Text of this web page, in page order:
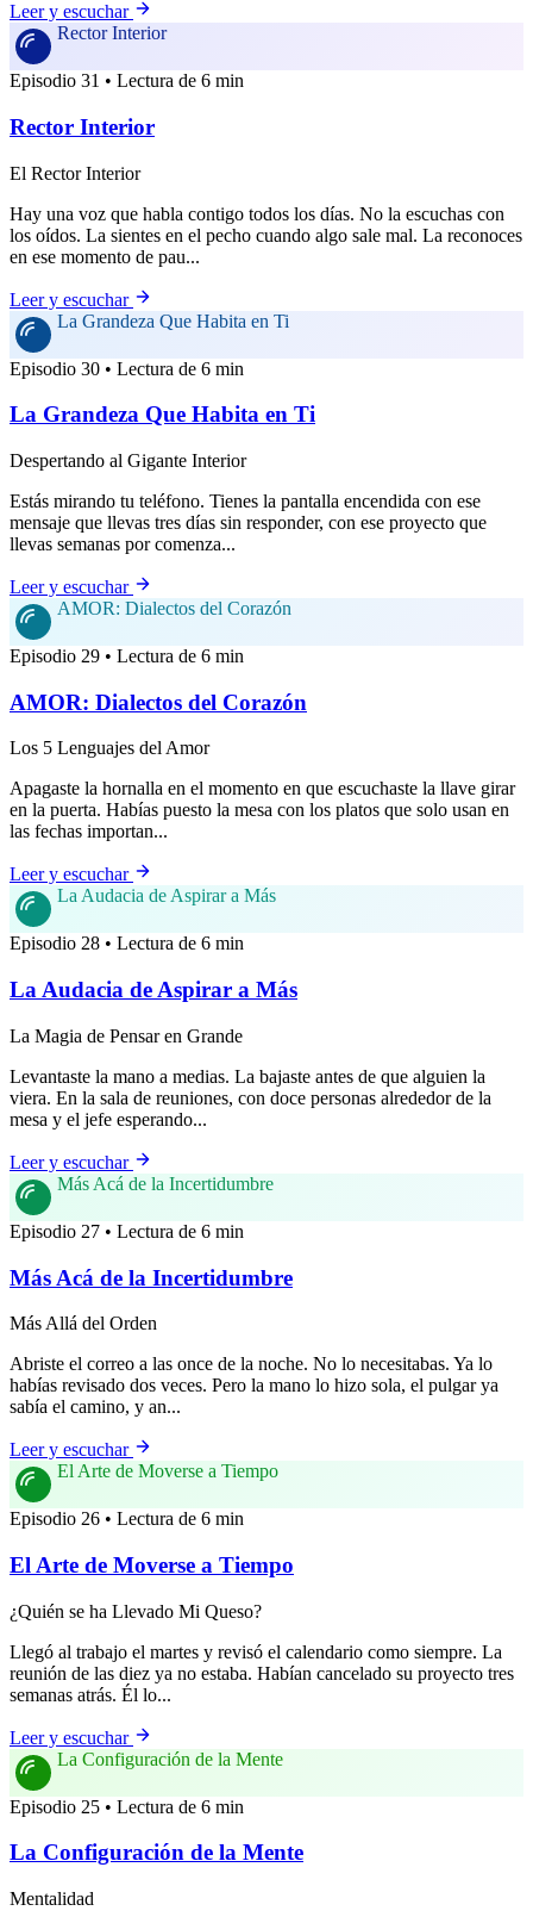
Leer y escuchar
Rector Interior
Episodio 31 • Lectura de 6 min
Rector Interior
El Rector Interior
Hay una voz que habla contigo todos los días. No la escuchas con
los oídos. La sientes en el pecho cuando algo sale mal. La reconoces
en ese momento de pau...
Leer y escuchar
La Grandeza Que Habita en Ti
Episodio 30 • Lectura de 6 min
La Grandeza Que Habita en Ti
Despertando al Gigante Interior
Estás mirando tu teléfono. Tienes la pantalla encendida con ese
mensaje que llevas tres días sin responder, con ese proyecto que
llevas semanas por comenza...
Leer y escuchar
AMOR: Dialectos del Corazón
Episodio 29 • Lectura de 6 min
AMOR: Dialectos del Corazón
Los 5 Lenguajes del Amor
Apagaste la hornalla en el momento en que escuchaste la llave girar
en la puerta. Habías puesto la mesa con los platos que solo usan en
las fechas importan...
Leer y escuchar
La Audacia de Aspirar a Más
Episodio 28 • Lectura de 6 min
La Audacia de Aspirar a Más
La Magia de Pensar en Grande
Levantaste la mano a medias. La bajaste antes de que alguien la
viera. En la sala de reuniones, con doce personas alrededor de la
mesa y el jefe esperando...
Leer y escuchar
Más Acá de la Incertidumbre
Episodio 27 • Lectura de 6 min
Más Acá de la Incertidumbre
Más Allá del Orden
Abriste el correo a las once de la noche. No lo necesitabas. Ya lo
habías revisado dos veces. Pero la mano lo hizo sola, el pulgar ya
sabía el camino, y an...
Leer y escuchar
El Arte de Moverse a Tiempo
Episodio 26 • Lectura de 6 min
El Arte de Moverse a Tiempo
¿Quién se ha Llevado Mi Queso?
Llegó al trabajo el martes y revisó el calendario como siempre. La
reunión de las diez ya no estaba. Habían cancelado su proyecto tres
semanas atrás. Él lo...
Leer y escuchar
La Configuración de la Mente
Episodio 25 • Lectura de 6 min
La Configuración de la Mente
Mentalidad